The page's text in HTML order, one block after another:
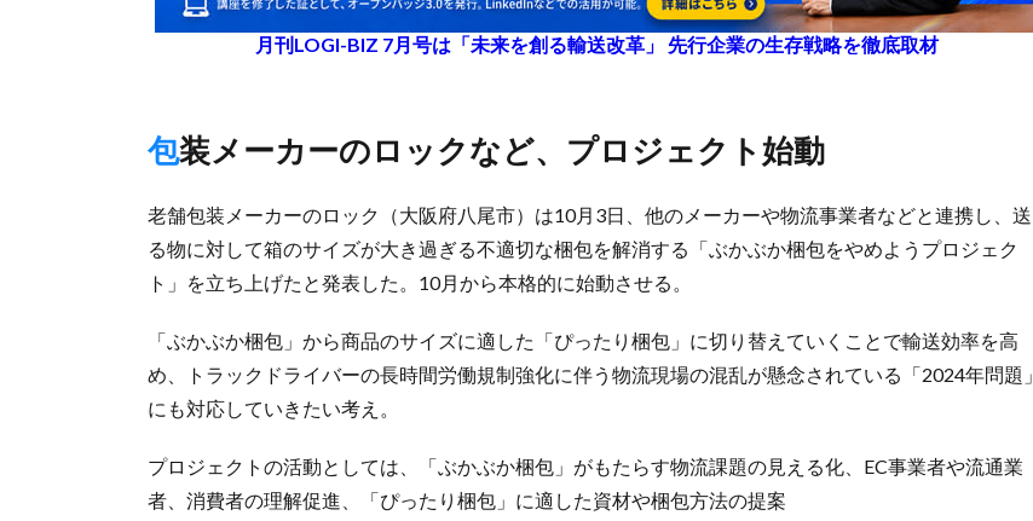
月刊LOGI-BIZ 7月号は「未来を創る輸送改革」 先行企業の生存戦略を徹底取材
包装メーカーのロックなど、プロジェクト始動
老舗包装メーカーのロック（大阪府八尾市）は10月3日、他のメーカーや物流事業者などと連携し、送
る物に対して箱のサイズが大き過ぎる不適切な梱包を解消する「ぶかぶか梱包をやめようプロジェク
ト」を立ち上げたと発表した。10月から本格的に始動させる。
「ぶかぶか梱包」から商品のサイズに適した「ぴったり梱包」に切り替えていくことで輸送効率を高
め、トラックドライバーの長時間労働規制強化に伴う物流現場の混乱が懸念されている「2024年問題」
にも対応していきたい考え。
プロジェクトの活動としては、「ぶかぶか梱包」がもたらす物流課題の見える化、EC事業者や流通業
者、消費者の理解促進、「ぴったり梱包」に適した資材や梱包方法の提案